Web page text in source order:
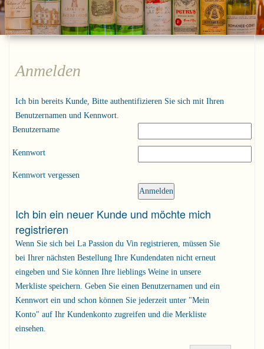
Anmelden
Ich bin bereits Kunde, Bitte authentifizieren Sie sich mit Ihren
Benutzernamen und Kennwort.
Benutzername
Kennwort
Kennwort vergessen
Ich bin ein neuer Kunde und möchte mich
registrieren
Wenn Sie sich bei La Passion du Vin registrieren, müssen Sie
bei Ihrer nächsten Bestellung Ihre Kundendaten nicht erneut
eingeben und Sie können Ihre lieblings Weine in unsere
Merkliste speichern. Geben Sie einen Benutzernamen und ein
Kennwort ein und schon können Sie jederzeit unter "Mein
Konto" auf Ihr Kundenkonto zugreifen und die Merkliste
einsehen.